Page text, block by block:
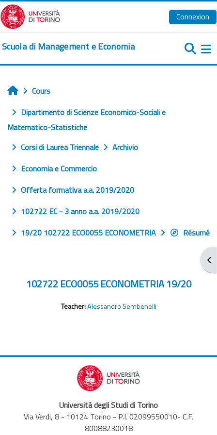
Passer au contenu principal
Connexion
Scuola di Management e Economia
Accueil
Cours
Dipartimento di Scienze Economico-Sociali e
Matematico-Statistiche
Corsi di Laurea Triennale
Archivio
Economia e Commercio
Offerta formativa a.a. 2019/2020
102722 EC - 3 anno a.a. 2019/2020
19/20 102722 ECO0055 ECONOMETRIA
Résumé
102722 ECO0055 ECONOMETRIA 19/20
Teacher:Alessandro Sembenelli
Università degli Studi di Torino
Via Verdi, 8 - 10124 Torino - P.I. 02099550010- C.F.
80088230018